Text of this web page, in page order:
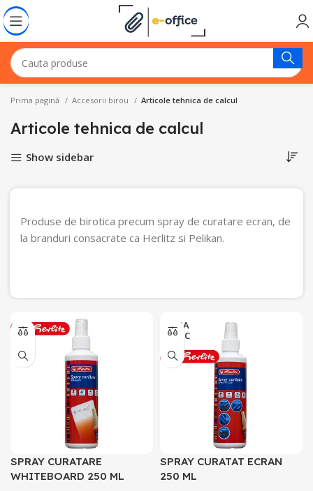
Prima pagină Accesorii birou Articole tehnica de calcul
Articole tehnica de calcul
Show sidebar
Produse de birotica precum spray de curatare ecran, de
la branduri consacrate ca Herlitz si Pelikan.
SPRAY CURATARE
WHITEBOARD 250 ML
FARA
STOC
SPRAY CURATAT ECRAN
250 ML